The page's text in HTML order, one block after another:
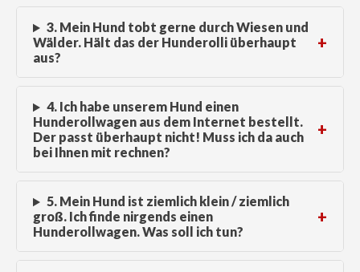
3. Mein Hund tobt gerne durch Wiesen und
Wälder. Hält das der Hunderolli überhaupt
aus?
4. Ich habe unserem Hund einen
Hunderollwagen aus dem Internet bestellt.
Der passt überhaupt nicht! Muss ich da auch
bei Ihnen mit rechnen?
5. Mein Hund ist ziemlich klein / ziemlich
groß. Ich finde nirgends einen
Hunderollwagen. Was soll ich tun?